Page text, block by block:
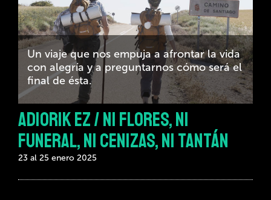
Un viaje que nos empuja a afrontar la vida
con alegría y a preguntarnos cómo será el
final de ésta.
ADIORIK EZ / NI FLORES, NI
FUNERAL, NI CENIZAS, NI TANTÁN
23 al 25 enero 2025